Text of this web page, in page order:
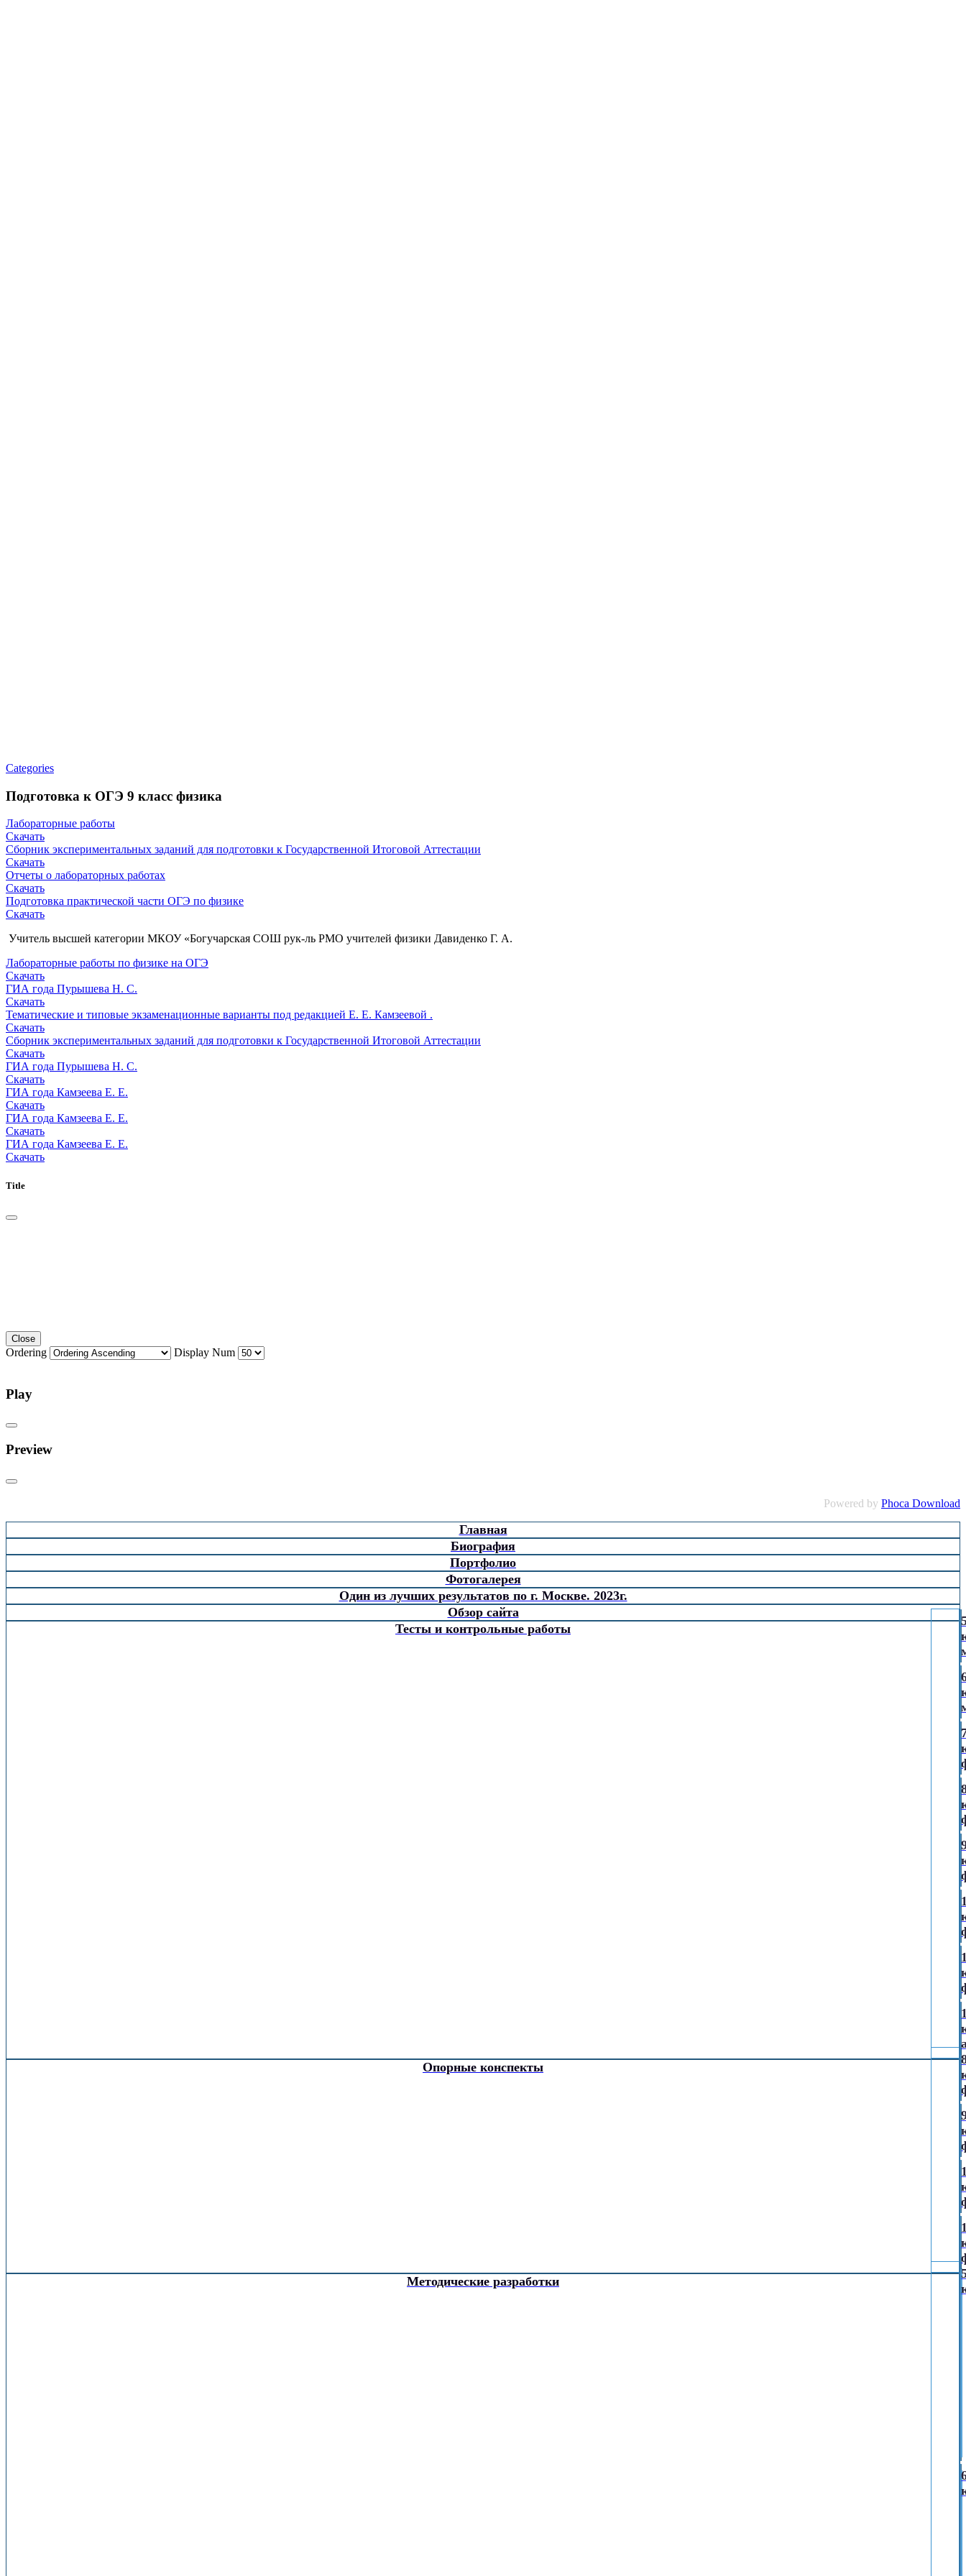
Categories
Подготовка к ОГЭ 9 класс физика
Лабораторные работы
Скачать
Сборник экспериментальных заданий для подготовки к Государственной Итоговой Аттестации
Скачать
Отчеты о лабораторных работах
Скачать
Подготовка практической части ОГЭ по физике
Скачать
Учитель высшей категории МКОУ «Богучарская СОШ рук-ль РМО учителей физики Давиденко Г. А.
Лабораторные работы по физике на ОГЭ
Скачать
ГИА года Пурышева Н. С.
Скачать
Тематические и типовые экзаменационные варианты под редакцией Е. Е. Камзеевой .
Скачать
Сборник экспериментальных заданий для подготовки к Государственной Итоговой Аттестации
Скачать
ГИА года Пурышева Н. С.
Скачать
ГИА года Камзеева Е. Е.
Скачать
ГИА года Камзеева Е. Е.
Скачать
ГИА года Камзеева Е. Е.
Скачать
Title
Close
Ordering Display Num
Play
Preview
Powered by Phoca Download
Главная
Биография
Портфолио
Фотогалерея
Один из лучших результатов по г. Москве. 2023г.
Обзор сайта
Тесты и контрольные работы
Опорные конспекты
Методические разработки